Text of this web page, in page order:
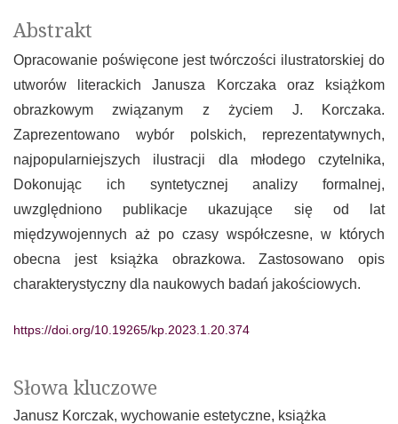
Słowa kluczowe
Janusz Korczak wychowanie estetyczne książka
Abstrakt
Opracowanie poświęcone jest twórczości ilustratorskiej do
utworów literackich Janusza Korczaka oraz książkom
obrazkowym związanym z życiem J. Korczaka.
Zaprezentowano wybór polskich, reprezentatywnych,
najpopularniejszych ilustracji dla młodego czytelnika,
Dokonując ich syntetycznej analizy formalnej,
uwzględniono publikacje ukazujące się od lat
międzywojennych aż po czasy współczesne, w których
obecna jest książka obrazkowa. Zastosowano opis
charakterystyczny dla naukowych badań jakościowych.
https://doi.org/10.19265/kp.2023.1.20.374